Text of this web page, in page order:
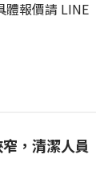
體報價請 LINE
，清潔人員